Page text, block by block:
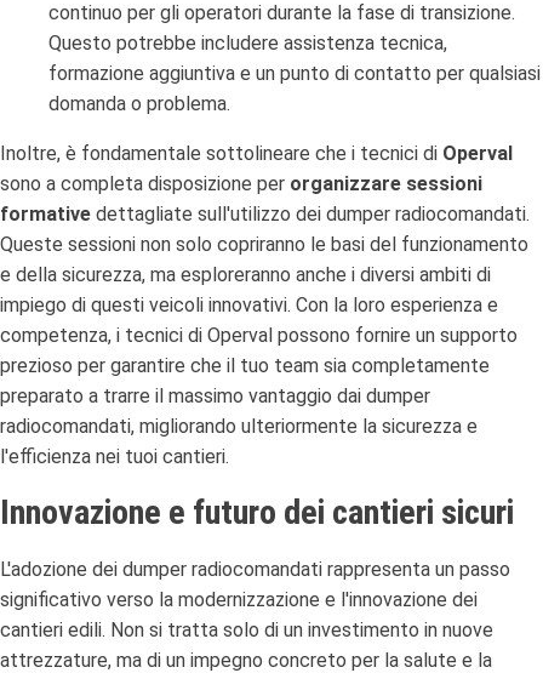
continuo per gli operatori durante la fase di transizione.
Questo potrebbe includere assistenza tecnica,
formazione aggiuntiva e un punto di contatto per qualsiasi
domanda o problema.
Inoltre, è fondamentale sottolineare che i tecnici di Operval
sono a completa disposizione per organizzare sessioni
formative dettagliate sull'utilizzo dei dumper radiocomandati.
Queste sessioni non solo copriranno le basi del funzionamento
e della sicurezza, ma esploreranno anche i diversi ambiti di
impiego di questi veicoli innovativi. Con la loro esperienza e
competenza, i tecnici di Operval possono fornire un supporto
prezioso per garantire che il tuo team sia completamente
preparato a trarre il massimo vantaggio dai dumper
radiocomandati, migliorando ulteriormente la sicurezza e
l'efficienza nei tuoi cantieri.
Innovazione e futuro dei cantieri sicuri
L'adozione dei dumper radiocomandati rappresenta un passo
significativo verso la modernizzazione e l'innovazione dei
cantieri edili. Non si tratta solo di un investimento in nuove
attrezzature, ma di un impegno concreto per la salute e la